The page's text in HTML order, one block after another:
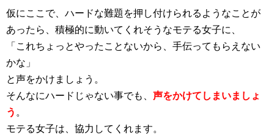
仮にここで、ハードな難題を押し付けられるようなことが
あったら、積極的に動いてくれそうなモテる女子に、
「これちょっとやったことないから、手伝ってもらえない
かな」
と声をかけましょう。
そんなにハードじゃない事でも、 声をかけてしまいましょ
う 。
モテる女子は、協力してくれます。